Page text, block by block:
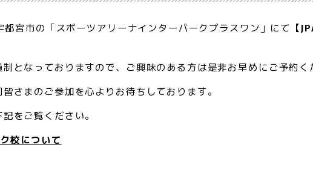
宮市の「スポーツアリーナインターパークプラスワン」にて 【
となっておりますので、ご興味のある方は是非お早めにご予約く
さまのご参加を心よりお待ちしております。
をご覧ください。
校について